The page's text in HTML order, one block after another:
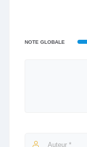
NOTE GLOBALE